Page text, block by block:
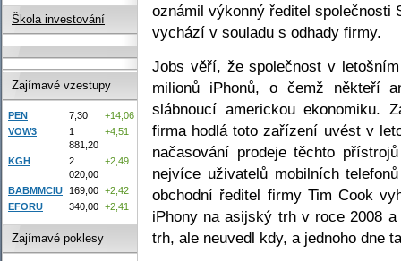
oznámil výkonný ředitel společnosti
vychází v souladu s odhady firmy.
Jobs věří, že společnost v
milionů iPhonů, o čemž někteří
slábnoucí americkou ekonomiku.
firma hodlá toto zařízení uvést v
načasování prodeje těchto
nejvíce uživatelů mobilních
obchodní ředitel firmy Tim Cook
iPhony na asijský trh v roce 2008
trh, ale neuvedl kdy, a jednoho dne
Škola investování
Zajímavé vzestupy
PEN 7,30
+14,06
VOW3
1
881,20
+4,51
KGH
2
020,00
+2,49
BABMMCIU 169,00 +2,42
EFORU
340,00 +2,41
Zajímavé poklesy